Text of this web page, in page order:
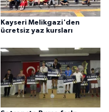
Kayseri Melikgazi'den
ücretsiz yaz kursları